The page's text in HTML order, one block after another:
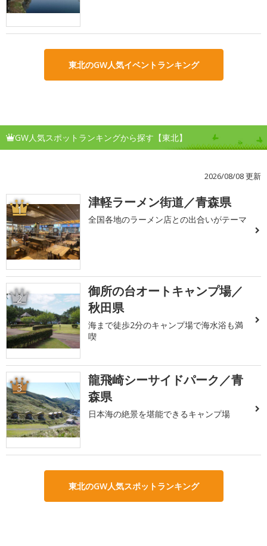
東北のGW人気イベントランキング
GW人気スポットランキングから探す【東北】
2026/08/08 更新
1 津軽ラーメン街道／青森県
全国各地のラーメン店との出合いがテーマ
2
御所の台オートキャンプ場／
秋田県
海まで徒歩2分のキャンプ場で海水浴も満
喫
3
龍飛崎シーサイドパーク／青
森県
日本海の絶景を堪能できるキャンプ場
東北のGW人気スポットランキング